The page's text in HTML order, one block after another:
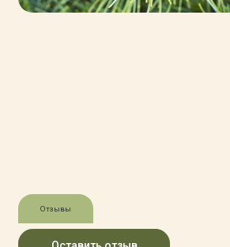
Автополив
Отзывы